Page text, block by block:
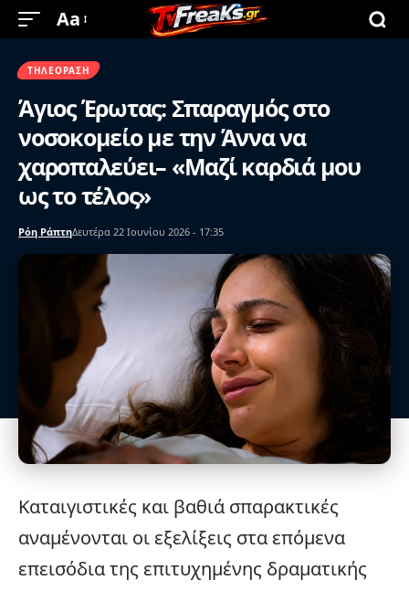
Aa
ΤΗΛΕΌΡΑΣΗ
Άγιος Έρωτας: Σπαραγμός στο
νοσοκομείο με την Άννα να
χαροπαλεύει– «Μαζί καρδιά μου
ως το τέλος»
Ρόη ΡάπτηΔευτέρα 22 Ιουνίου 2026 - 17:35
Καταιγιστικές και βαθιά σπαρακτικές
αναμένονται οι εξελίξεις στα επόμενα
επεισόδια της επιτυχημένης δραματικής